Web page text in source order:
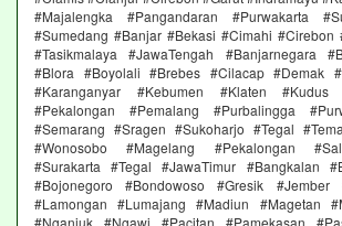
#Majalengka #Pangandaran #Purwakarta
#Sumedang #Banjar #Bekasi #Cimahi #Cirebon
#Tasikmalaya #JawaTengah #Banjarnegara
#Blora #Boyolali #Brebes #Cilacap #Demak
#Karanganyar #Kebumen #Klaten #Kudus
#Pekalongan #Pemalang #Purbalingga
#Semarang #Sragen #Sukoharjo #Tegal
#Wonosobo #Magelang #Pekalongan
#Surakarta #Tegal #JawaTimur #Bangkalan
#Bojonegoro #Bondowoso #Gresik #Jember
#Lamongan #Lumajang #Madiun #Magetan